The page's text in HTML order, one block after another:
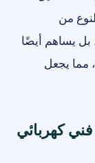
من
بل يساهم أيضًا
مما يجعل
كهربائي